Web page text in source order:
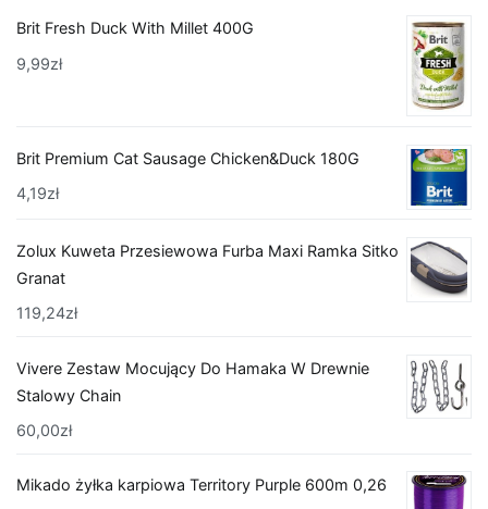
Brit Fresh Duck With Millet 400G
9,99zł
Brit Premium Cat Sausage Chicken&Duck 180G
4,19zł
Zolux Kuweta Przesiewowa Furba Maxi Ramka Sitko
Granat
119,24zł
Vivere Zestaw Mocujący Do Hamaka W Drewnie
Stalowy Chain
60,00zł
Mikado żyłka karpiowa Territory Purple 600m 0,26